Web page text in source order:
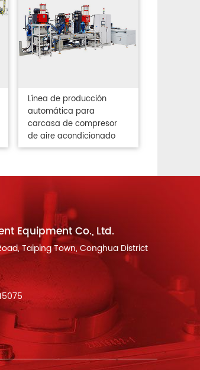
Línea de producción
automática para
carcasa de compresor
de aire acondicionado
Equipment Co., Ltd.
Taiping Town, Conghua District